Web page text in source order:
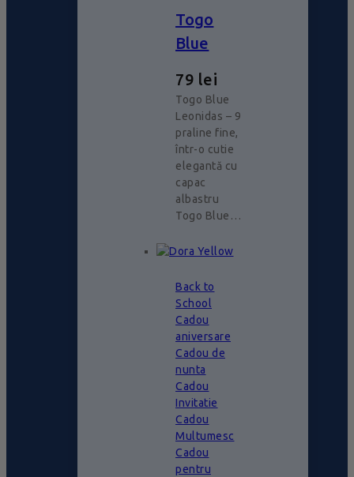
Togo
Blue
79 lei
Togo Blue
Leonidas – 9
praline fine,
într-o cutie
elegantă cu
capac
albastru
Togo Blue…
Back to
School
Cadou
aniversare
Cadou de
nunta
Cadou
Invitatie
Cadou
Multumesc
Cadou
pentru